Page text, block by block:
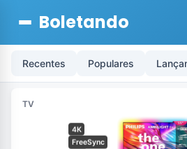
Boletando
Recentes Populares
TV
4K
FreeSync